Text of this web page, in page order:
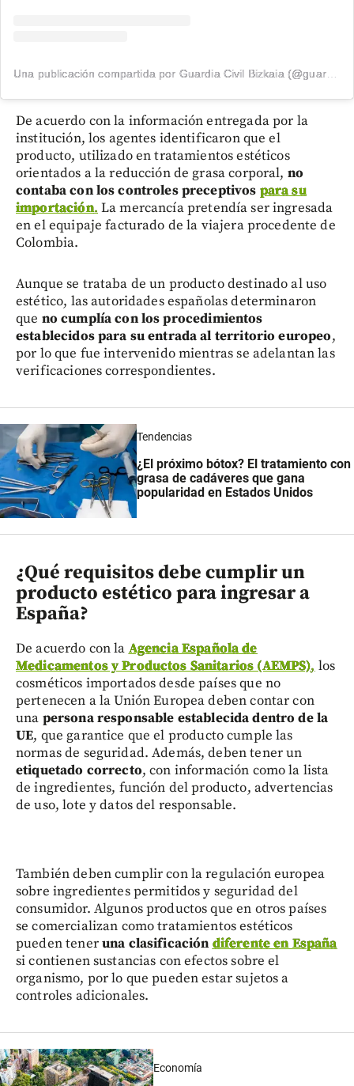
Una publicación compartida por Guardia Civil Bizkaia (@guardiacivilbizkaia)
De acuerdo con la información entregada por la
institución, los agentes identificaron que el
producto, utilizado en tratamientos estéticos
orientados a la reducción de grasa corporal, no
contaba con los controles preceptivos para su
importación. La mercancía pretendía ser ingresada
en el equipaje facturado de la viajera procedente de
Colombia.
Aunque se trataba de un producto destinado al uso
estético, las autoridades españolas determinaron
que no cumplía con los procedimientos
establecidos para su entrada al territorio europeo,
por lo que fue intervenido mientras se adelantan las
verificaciones correspondientes.
Tendencias
¿El próximo bótox? El tratamiento con
grasa de cadáveres que gana
popularidad en Estados Unidos
¿Qué requisitos debe cumplir un
producto estético para ingresar a
España?
De acuerdo con la Agencia Española de
Medicamentos y Productos Sanitarios (AEMPS), los
cosméticos importados desde países que no
pertenecen a la Unión Europea deben contar con
una persona responsable establecida dentro de la
UE, que garantice que el producto cumple las
normas de seguridad. Además, deben tener un
etiquetado correcto, con información como la lista
de ingredientes, función del producto, advertencias
de uso, lote y datos del responsable.
También deben cumplir con la regulación europea
sobre ingredientes permitidos y seguridad del
consumidor. Algunos productos que en otros países
se comercializan como tratamientos estéticos
pueden teneruna clasificación diferente en España
si contienen sustancias con efectos sobre el
organismo, por lo que pueden estar sujetos a
controles adicionales.
Economía